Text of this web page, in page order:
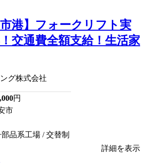
市港】フォークリフト実
交通費全額支給！生活家
グ株式会社
円
市
品系工場 / 交替制
詳細を表示